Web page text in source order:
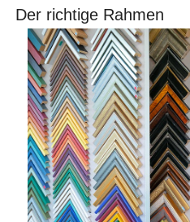
Der richtige Rahmen